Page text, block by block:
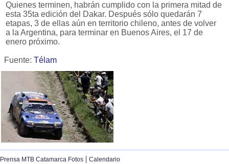
Quienes terminen, habrán cumplido con la primera mitad de
esta 35ta edición del Dakar. Después sólo quedarán 7
etapas, 3 de ellas aún en territorio chileno, antes de volver
a la Argentina, para terminar en Buenos Aires, el 17 de
enero próximo.
Fuente: Télam
Prensa MTB Catamarca Fotos | Calendario